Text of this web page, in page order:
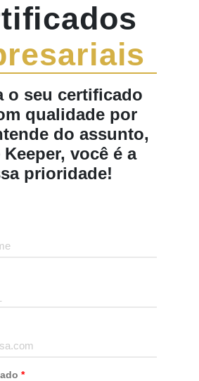
o seu certificado
qualidade por
do assunto,
você é a
prioridade!
*